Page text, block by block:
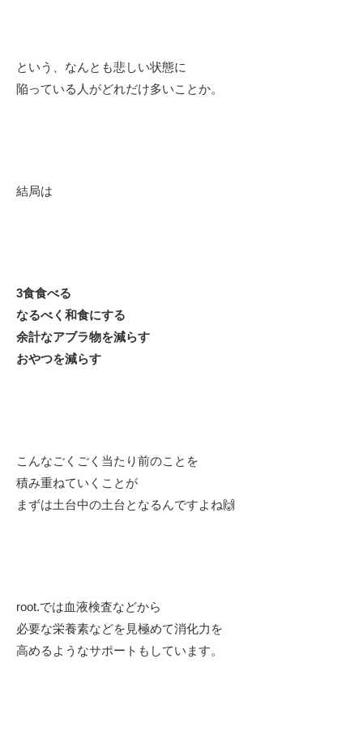
という、なんとも悲しい状態に
陥っている人がどれだけ多いことか。
結局は
3食食べる
なるべく和食にする
余計なアブラ物を減らす
おやつを減らす
こんなごくごく当たり前のことを
積み重ねていくことが
まずは土台中の土台となるんですよね🙌
root.では血液検査などから
必要な栄養素などを見極めて消化力を
高めるようなサポートもしています。